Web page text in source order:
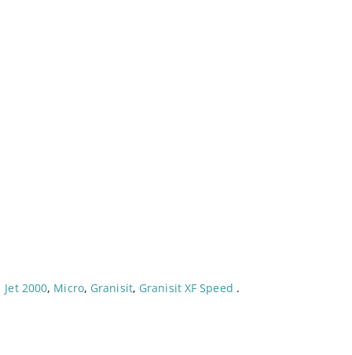
Jet 2000, Micro, Granisit, Granisit XF Speed .